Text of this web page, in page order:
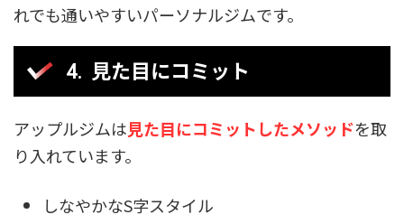
れでも通いやすいパーソナルジムです。
見た目にコミット
アップルジムは見た目にコミットしたメソッドを取
り入れています。
しなやかなS字スタイル